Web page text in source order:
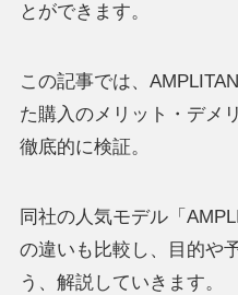
とができます。
この記事では、
た購入のメリット・デメ
徹底的に検証。
同社の人気モデル「
の違いも比較し、目的や
う、解説していきます。